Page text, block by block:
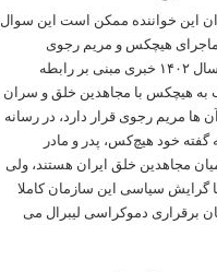
این خواننده ممکن است این سوال
ماجرای هیچکس و مریم رجوی
چیست؟ در فروردین سال ۱۴۰۲ خبری مبنی بر رابطه
هیچکس با مجاهدین خلق و سران
ها مریم رجوی قرار دارد، در رسانه
گفته خود هیچ‌کس، پدر و مادر
مجاهدین خلق ایران هستند، ولی
سیاسی این سازمان کاملا
برقراری دموکراسی لیبرال می